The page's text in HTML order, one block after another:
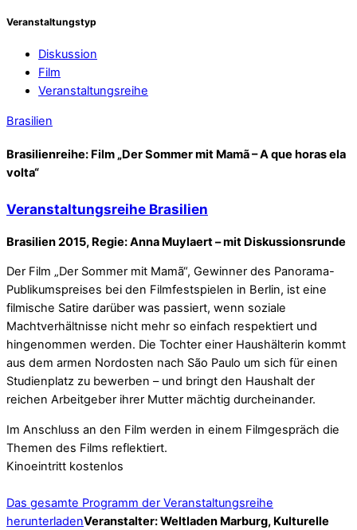
Veranstaltungstyp
Diskussion
Film
Veranstaltungsreihe
Brasilien
Brasilienreihe: Film „Der Sommer mit Mamã – A que horas ela
volta“
Veranstaltungsreihe Brasilien
Brasilien 2015, Regie: Anna Muylaert – mit Diskussionsrunde
Der Film „Der Sommer mit Mamã“, Gewinner des Panorama-
Publikumspreises bei den Filmfestspielen in Berlin, ist eine
filmische Satire darüber was passiert, wenn soziale
Machtverhältnisse nicht mehr so einfach respektiert und
hingenommen werden. Die Tochter einer Haushälterin kommt
aus dem armen Nordosten nach São Paulo um sich für einen
Studienplatz zu bewerben – und bringt den Haushalt der
reichen Arbeitgeber ihrer Mutter mächtig durcheinander.
Im Anschluss an den Film werden in einem Filmgespräch die
Themen des Films reflektiert.
Kinoeintritt kostenlos
Das gesamte Programm der Veranstaltungsreihe
herunterladenVeranstalter: Weltladen Marburg, Kulturelle